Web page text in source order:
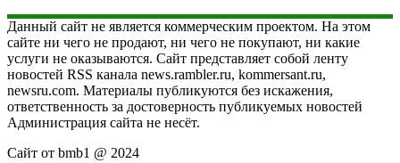
Данный сайт не является коммерческим проектом. На этом
сайте ни чего не продают, ни чего не покупают, ни какие
услуги не оказываются. Сайт представляет собой ленту
новостей RSS канала news.rambler.ru, kommersant.ru,
newsru.com. Материалы публикуются без искажения,
ответственность за достоверность публикуемых новостей
Администрация сайта не несёт.
Сайт от bmb1 @ 2024